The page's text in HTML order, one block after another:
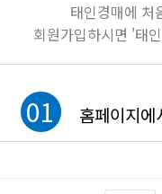
태인경매에 처
회원가입하시면 '태
01 홈페이지